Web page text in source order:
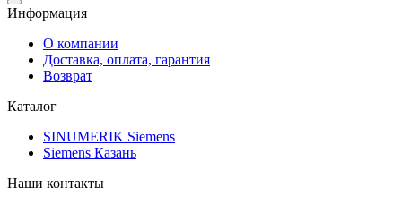
Информация
О компании
Доставка, оплата, гарантия
Возврат
Каталог
SINUMERIK Siemens
Siemens Казань
Наши контакты